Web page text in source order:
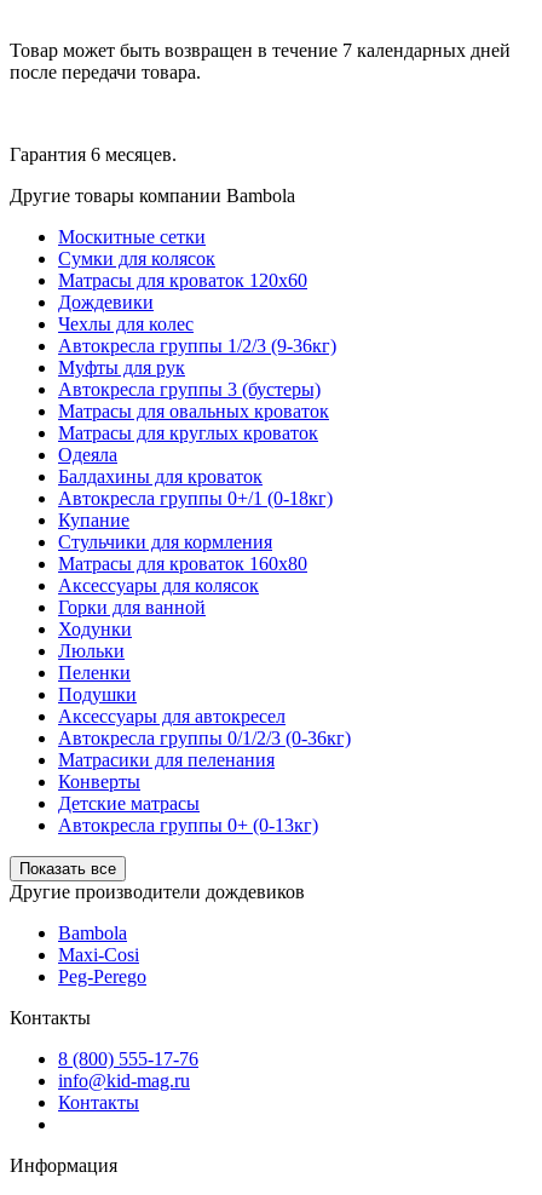
Товар может быть возвращен в течение 7 календарных дней
после передачи товара.
Гарантия 6 месяцев.
Другие товары компании Bambola
Москитные сетки
Сумки для колясок
Матрасы для кроваток 120х60
Дождевики
Чехлы для колес
Автокресла группы 1/2/3 (9-36кг)
Муфты для рук
Автокресла группы 3 (бустеры)
Матрасы для овальных кроваток
Матрасы для круглых кроваток
Одеяла
Балдахины для кроваток
Автокресла группы 0+/1 (0-18кг)
Купание
Стульчики для кормления
Матрасы для кроваток 160х80
Аксессуары для колясок
Горки для ванной
Ходунки
Люльки
Пеленки
Подушки
Аксессуары для автокресел
Автокресла группы 0/1/2/3 (0-36кг)
Матрасики для пеленания
Конверты
Детские матрасы
Автокресла группы 0+ (0-13кг)
Показать все
Другие производители дождевиков
Bambola
Maxi-Cosi
Peg-Perego
Контакты
8 (800) 555-17-76
info@kid-mag.ru
Контакты
Информация